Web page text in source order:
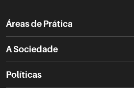
Áreas de Prática
A Sociedade
Políticas